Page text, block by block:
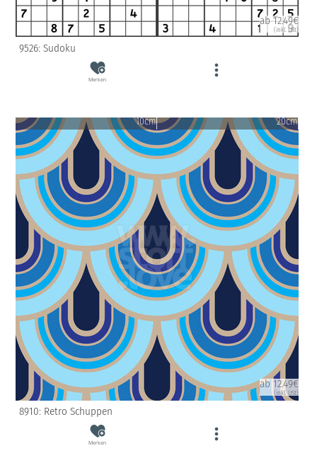
ab 12.49€
(inkl. USt)
9526: Sudoku
Merken
10cm 20cm
ab 12.49€
(inkl. USt)
8910: Retro Schuppen
Merken